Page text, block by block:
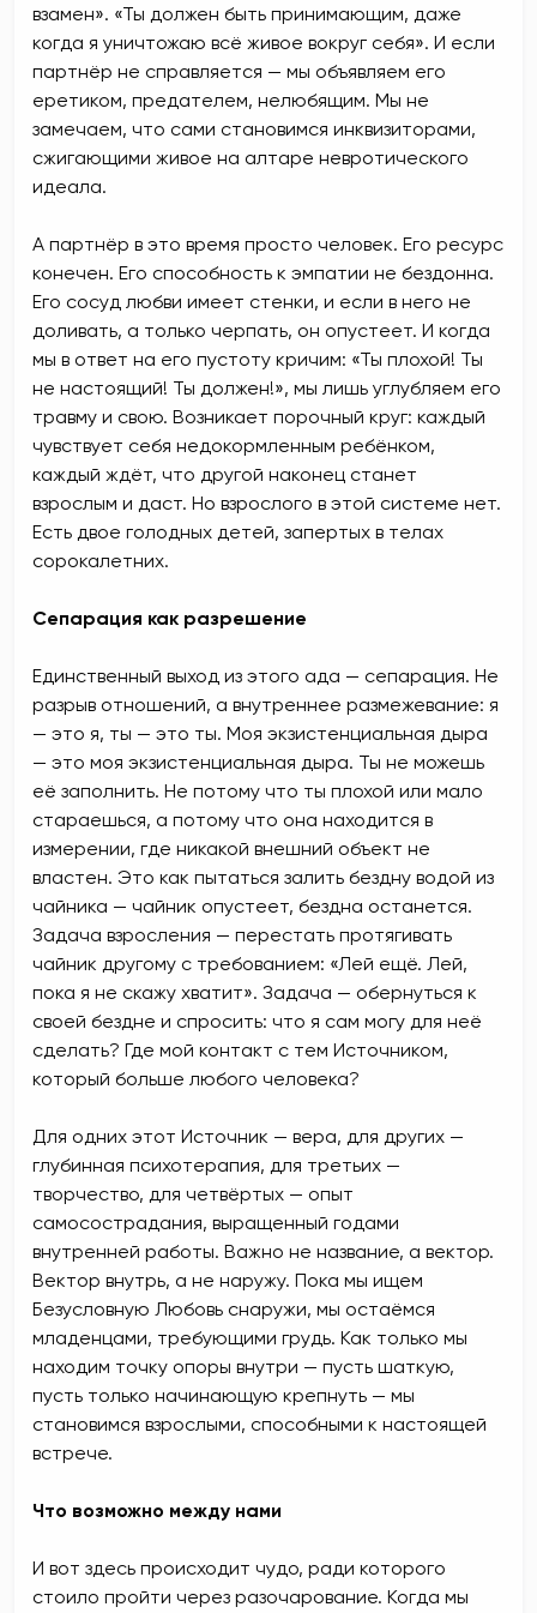
взамен». «Ты должен быть принимающим, даже
когда я уничтожаю всё живое вокруг себя». И если
партнёр не справляется — мы объявляем его
еретиком, предателем, нелюбящим. Мы не
замечаем, что сами становимся инквизиторами,
сжигающими живое на алтаре невротического
идеала.
А партнёр в это время просто человек. Его ресурс
конечен. Его способность к эмпатии не бездонна.
Его сосуд любви имеет стенки, и если в него не
доливать, а только черпать, он опустеет. И когда
мы в ответ на его пустоту кричим: «Ты плохой! Ты
не настоящий! Ты должен!», мы лишь углубляем его
травму и свою. Возникает порочный круг: каждый
чувствует себя недокормленным ребёнком,
каждый ждёт, что другой наконец станет
взрослым и даст. Но взрослого в этой системе нет.
Есть двое голодных детей, запертых в телах
сорокалетних.
Сепарация как разрешение
Единственный выход из этого ада — сепарация. Не
разрыв отношений, а внутреннее размежевание: я
— это я, ты — это ты. Моя экзистенциальная дыра
— это моя экзистенциальная дыра. Ты не можешь
её заполнить. Не потому что ты плохой или мало
стараешься, а потому что она находится в
измерении, где никакой внешний объект не
властен. Это как пытаться залить бездну водой из
чайника — чайник опустеет, бездна останется.
Задача взросления — перестать протягивать
чайник другому с требованием: «Лей ещё. Лей,
пока я не скажу хватит». Задача — обернуться к
своей бездне и спросить: что я сам могу для неё
сделать? Где мой контакт с тем Источником,
который больше любого человека?
Для одних этот Источник — вера, для других —
глубинная психотерапия, для третьих —
творчество, для четвёртых — опыт
самосострадания, выращенный годами
внутренней работы. Важно не название, а вектор.
Вектор внутрь, а не наружу. Пока мы ищем
Безусловную Любовь снаружи, мы остаёмся
младенцами, требующими грудь. Как только мы
находим точку опоры внутри — пусть шаткую,
пусть только начинающую крепнуть — мы
становимся взрослыми, способными к настоящей
встрече.
Что возможно между нами
И вот здесь происходит чудо, ради которого
стоило пройти через разочарование. Когда мы